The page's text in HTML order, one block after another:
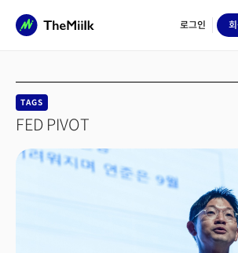
로그인
TAGS
FED PIVOT